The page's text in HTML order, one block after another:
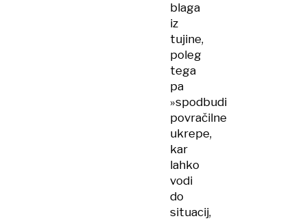
blaga
iz
tujine,
poleg
tega
pa
»spodbudi
povračilne
ukrepe,
kar
lahko
vodi
do
situacij,